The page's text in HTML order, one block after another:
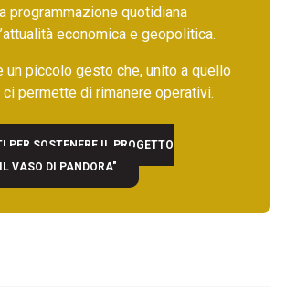
programmazione quotidiana
economica e geopolitica.
un piccolo gesto che, unito a quello
permette di rimanere operativi.
PER SOSTENERE IL PROGETTO
VASO DI PANDORA"